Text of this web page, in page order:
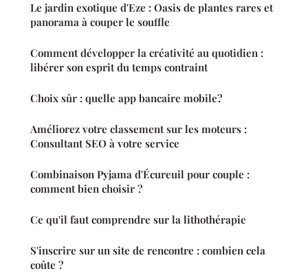
Le jardin exotique d'Eze : Oasis de plantes rares et
panorama à couper le souffle
Comment développer la créativité au quotidien :
libérer son esprit du temps contraint
Choix sûr : quelle app bancaire mobile?
Améliorez votre classement sur les moteurs :
Consultant SEO à votre service
Combinaison Pyjama d'Écureuil pour couple :
comment bien choisir ?
Ce qu'il faut comprendre sur la lithothérapie
S'inscrire sur un site de rencontre : combien cela
coûte ?